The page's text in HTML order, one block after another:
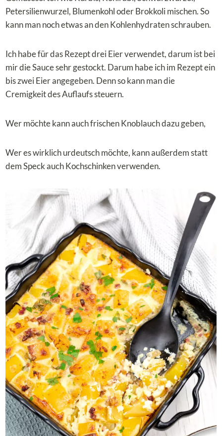
Petersilienwurzel, Blumenkohl oder Brokkoli mischen. So
kann man noch etwas an den Kohlenhydraten schrauben.
Ich habe für das Rezept drei Eier verwendet, darum ist bei
mir die Sauce sehr gestockt. Darum habe ich im Rezept ein
bis zwei Eier angegeben. Denn so kann man die
Cremigkeit des Auflaufs steuern.
Wer möchte kann auch frischen Knoblauch dazu geben,
Wer es wirklich urdeutsch möchte, kann außerdem statt
dem Speck auch Kochschinken verwenden.